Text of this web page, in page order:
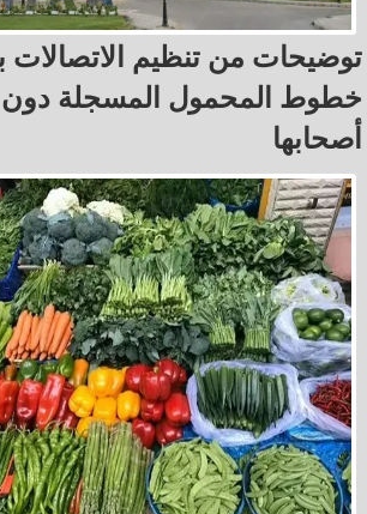
توضيحات من تنظيم الاتصالات
خطوط المحمول المسجلة
أصحابها